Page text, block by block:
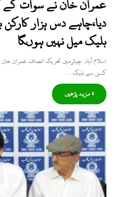
عمران خان نے سوات
دیا،چاہے دس ہزار
بلیک میل نہیں ہوںگا
اسلام آباد: چیئرمین تحریک انصاف عمران
کسی سے بلیک…
» مزید پڑھیں